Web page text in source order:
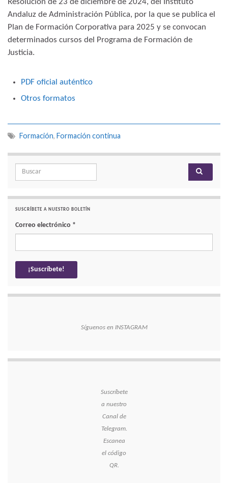
Resolución de 23 de diciembre de 2024, del Instituto
Andaluz de Administración Pública, por la que se publica el
Plan de Formación Corporativa para 2025 y se convocan
determinados cursos del Programa de Formación de
Justicia.
PDF oficial auténtico
Otros formatos
Formación, Formación continua
Search for:
SUSCRÍBETE A NUESTRO BOLETÍN
Correo electrónico *
Síguenos en INSTAGRAM
Suscríbete
a nuestro
Canal de
Telegram.
Escanea
el código
QR.